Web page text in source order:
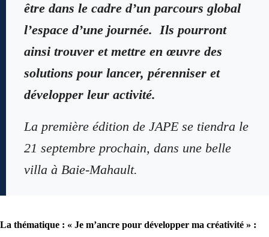
être dans le cadre d’un parcours global
l’espace d’une journée. Ils pourront
ainsi trouver et mettre en œuvre des
solutions pour lancer, pérenniser et
développer leur activité.
La première édition de JAPE se tiendra le
21 septembre prochain, dans une belle
villa à Baie-Mahault.
La thématique : « Je m’ancre pour développer ma créativité » :